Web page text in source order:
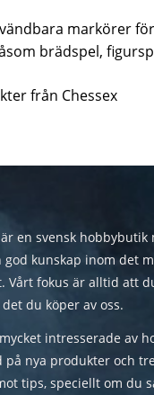
markörer
brädspel,
från Chessex
en svensk hobbybutik
god kunskap inom det
Vårt fokus är alltid att
du köper av oss.
intresserade av
på nya produkter och
tips, speciellt om du